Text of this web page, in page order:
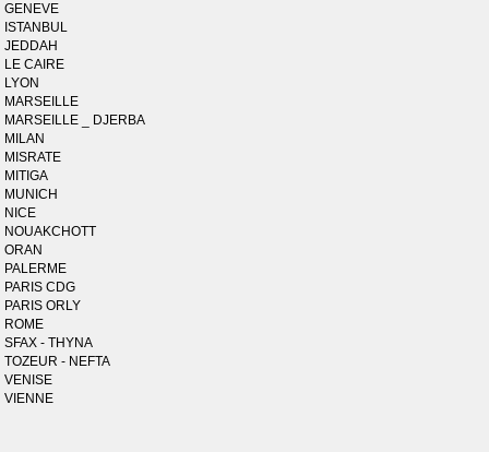
GENEVE
ISTANBUL
JEDDAH
LE CAIRE
LYON
MARSEILLE
MARSEILLE _ DJERBA
MILAN
MISRATE
MITIGA
MUNICH
NICE
NOUAKCHOTT
ORAN
PALERME
PARIS CDG
PARIS ORLY
ROME
SFAX - THYNA
TOZEUR - NEFTA
VENISE
VIENNE